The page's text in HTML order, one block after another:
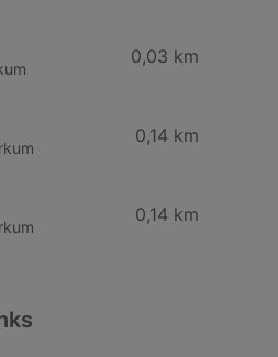
0,03 km
0,14 km
0,14 km